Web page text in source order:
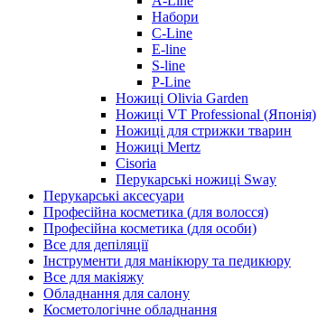
Набори
C-Line
E-line
S-line
P-Line
Ножиці Olivia Garden
Ножиці VT Professional (Японія)
Ножиці для стрижки тварин
Ножиці Mertz
Cisoria
Перукарські ножиці Sway
Перукарські аксесуари
Професійна косметика (для волосся)
Професійна косметика (для особи)
Все для депіляції
Інструменти для манікюру та педикюру
Все для макіяжу
Обладнання для салону
Косметологічне обладнання